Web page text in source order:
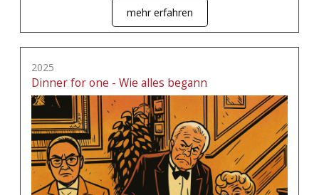
mehr erfahren
2025
Dinner for one - Wie alles begann